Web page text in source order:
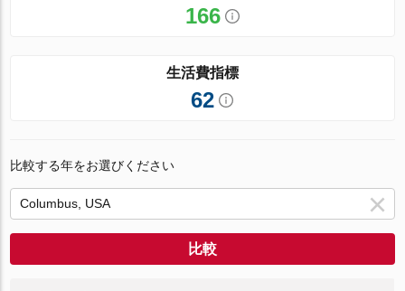
166
生活費指標
62
比較する年をお選びください
比較